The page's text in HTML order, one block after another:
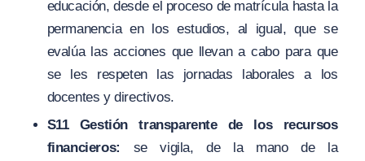
educación, desde el proceso de matrícula hasta la
permanencia en los estudios, al igual, que se
evalúa las acciones que llevan a cabo para que
se les respeten las jornadas laborales a los
docentes y directivos.
S11 Gestión transparente de los recursos
financieros: se vigila, de la mano de la